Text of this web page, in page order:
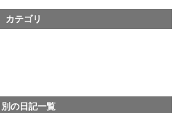
カテゴリ
別の日記一覧